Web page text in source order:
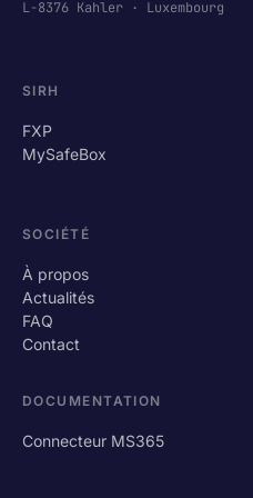
L-8376 Kahler · Luxembourg
SIRH
FXP
MySafeBox
SOCIÉTÉ
À propos
Actualités
FAQ
Contact
DOCUMENTATION
Connecteur MS365